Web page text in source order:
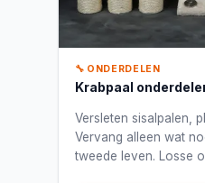
🔧 ONDERDELEN
Krabpaal
Versleten sisalpalen,
Vervang alleen wat
tweede leven. Losse